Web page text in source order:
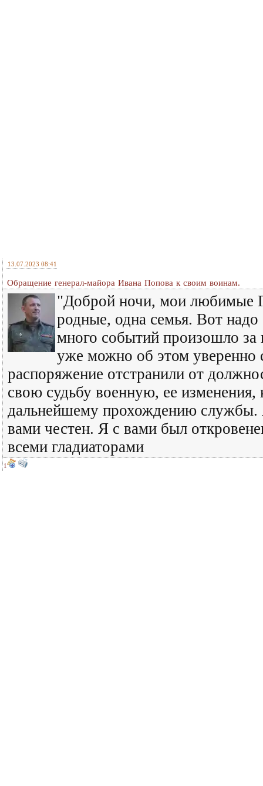
13.07.2023 08:41
Обращение генерал-майора Ивана Попова к своим воинам.
"Доброй ночи, мои любимые
родные, одна семья. Вот
много событий произошло за
уже можно об этом уверенно
распоряжение отстранили от
свою судьбу военную, ее изменения,
дальнейшему прохождению службы.
вами честен. Я с вами был
всеми гладиаторами
1